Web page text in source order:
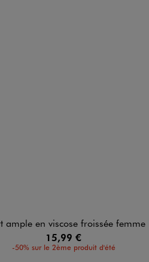
ample en viscose froissée femme
15,99 €
-50% sur le 2ème produit d'été